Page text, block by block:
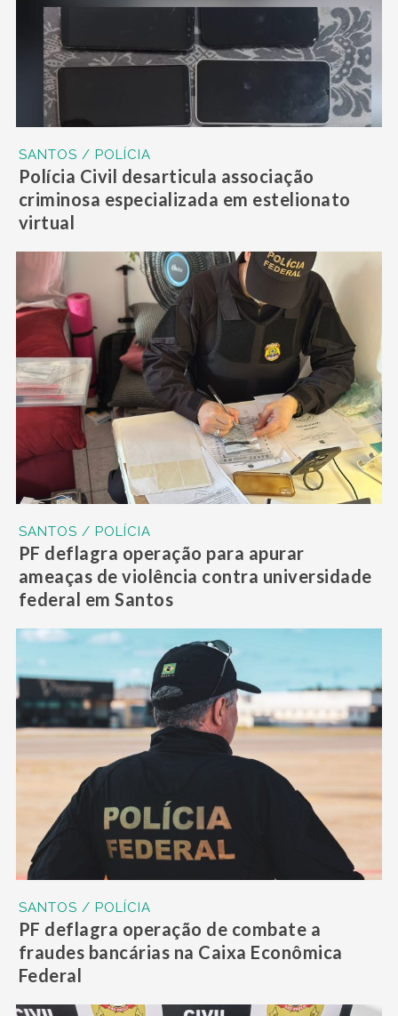
SANTOS / POLÍCIA
Polícia Civil desarticula associação
criminosa especializada em estelionato
virtual
SANTOS / POLÍCIA
PF deflagra operação para apurar
ameaças de violência contra universidade
federal em Santos
SANTOS / POLÍCIA
PF deflagra operação de combate a
fraudes bancárias na Caixa Econômica
Federal